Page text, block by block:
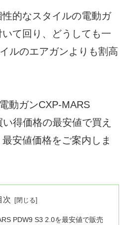
的なスタイルの電動ガ
て回り、どうしても一
ルのエアガンよりも割高
動ガンCXP-MARS
得価格の最安値で買え
安値価格をご案内しま
次
PDW9 S3 2.0を最安値で販売